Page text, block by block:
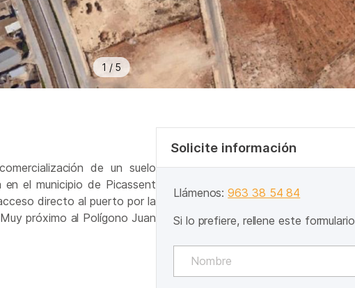
1 / 5
Solicite información
Llámenos:963 38 54 84
Si lo prefiere, rellene este formulario
de un suelo
el municipio de Picassent
directo al puerto por la
próximo al Polígono Juan